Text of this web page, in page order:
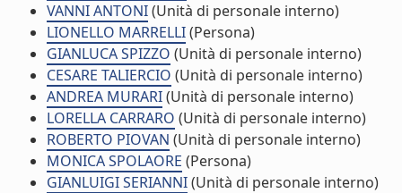
VANNI ANTONI(Unità di personale interno)
LIONELLO MARRELLI(Persona)
GIANLUCA SPIZZO (Unità di personale interno)
CESARE TALIERCIO (Unità di personale interno)
ANDREA MURARI(Unità di personale interno)
LORELLA CARRARO (Unità di personale interno)
ROBERTO PIOVAN (Unità di personale interno)
MONICA SPOLAORE (Persona)
GIANLUIGI SERIANNI(Unità di personale interno)